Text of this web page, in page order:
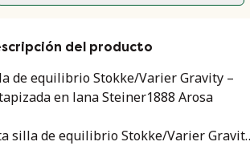
del producto
de equilibrio Stokke/Varier Gravity –
en lana Steiner1888 Arosa
silla de equilibrio Stokke/Varier Gravity